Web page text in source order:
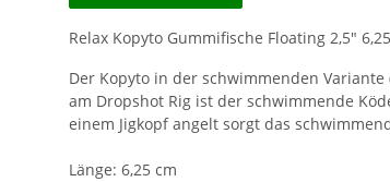
Relax Kopyto Gummifische Floating 2,5"
Der Kopyto in der schwimmenden
am Dropshot Rig ist der schwimmende
einem Jigkopf angelt sorgt das
Länge: 6,25 cm